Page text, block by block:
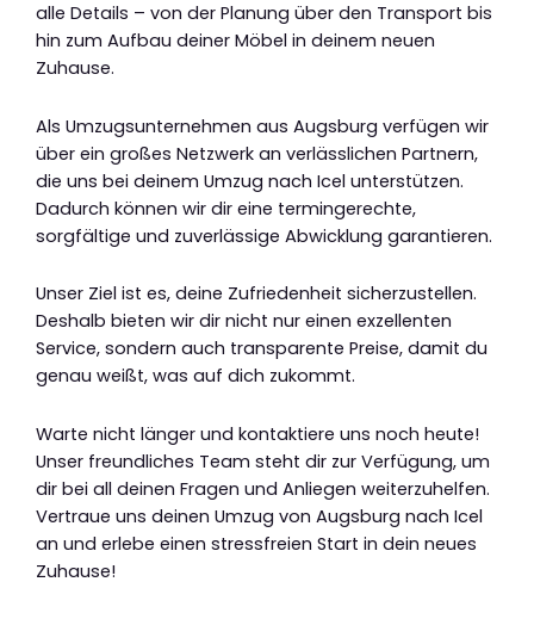
alle Details – von der Planung über den Transport bis
hin zum Aufbau deiner Möbel in deinem neuen
Zuhause.
Als Umzugsunternehmen aus Augsburg verfügen wir
über ein großes Netzwerk an verlässlichen Partnern,
die uns bei deinem Umzug nach Icel unterstützen.
Dadurch können wir dir eine termingerechte,
sorgfältige und zuverlässige Abwicklung garantieren.
Unser Ziel ist es, deine Zufriedenheit sicherzustellen.
Deshalb bieten wir dir nicht nur einen exzellenten
Service, sondern auch transparente Preise, damit du
genau weißt, was auf dich zukommt.
Warte nicht länger und kontaktiere uns noch heute!
Unser freundliches Team steht dir zur Verfügung, um
dir bei all deinen Fragen und Anliegen weiterzuhelfen.
Vertraue uns deinen Umzug von Augsburg nach Icel
an und erlebe einen stressfreien Start in dein neues
Zuhause!